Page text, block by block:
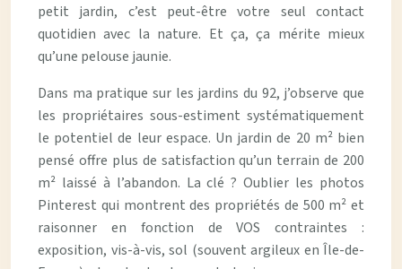
petit jardin, c’est peut-être votre seul contact
quotidien avec la nature. Et ça, ça mérite mieux
qu’une pelouse jaunie.
Dans ma pratique sur les jardins du 92, j’observe que
les propriétaires sous-estiment systématiquement
le potentiel de leur espace. Un jardin de 20 m² bien
pensé offre plus de satisfaction qu’un terrain de 200
m² laissé à l’abandon. La clé ? Oublier les photos
Pinterest qui montrent des propriétés de 500 m² et
raisonner en fonction de VOS contraintes :
exposition, vis-à-vis, sol (souvent argileux en Île-de-